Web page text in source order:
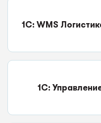
1С: WMS
1С: